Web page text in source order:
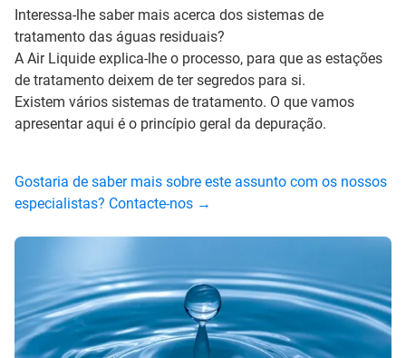
Interessa-lhe saber mais acerca dos sistemas de
tratamento das águas residuais?
A Air Liquide explica-lhe o processo, para que as estações
de tratamento deixem de ter segredos para si.
Existem vários sistemas de tratamento. O que vamos
apresentar aqui é o princípio geral da depuração.
Gostaria de saber mais sobre este assunto com os nossos
especialistas? Contacte-nos →